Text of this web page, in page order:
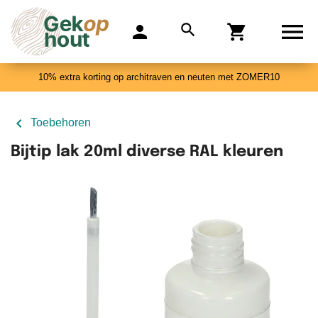
10% extra korting op architraven en neuten met ZOMER10
person search shopping_cart 
 Toebehoren
Bijtip lak 20ml diverse RAL kleuren